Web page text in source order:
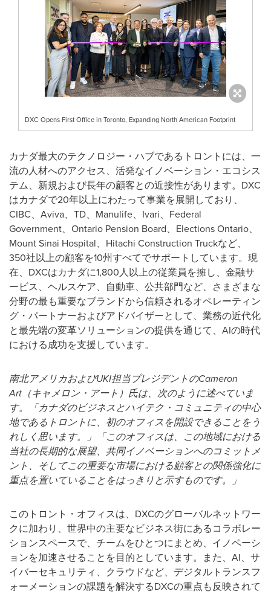
DXC Opens First Office in Toronto, Expanding North American Footprint
カナダ最大のテクノロジー・ハブであるトロントには、一
流の人材へのアクセス、活発なイノベーション・エコシス
テム、新規および長年の顧客との近接性があります。DXC
はカナダで20年以上にわたって事業を展開しており、
CIBC、Aviva、TD、Manulife、Ivari、Federal
Government、Ontario Pension Board、Elections Ontario、
Mount Sinai Hospital、Hitachi Construction Truckなど、
350社以上の顧客を10州すべてでサポートしています。現
在、DXCはカナダに1,800人以上の従業員を擁し、金融サ
ービス、ヘルスケア、自動車、公共部門など、さまざまな
分野の最も重要なブランドから信頼されるオペレーティン
グ・パートナーおよびアドバイザーとして、業務の近代化
と最先端の変革ソリューションの提供を通じて、AIの時代
における成功を支援しています。
南北アメリカおよびUKI担当プレジデントのCameron
Art （キャメロン・アート）氏は、次のように述べていま
す。「カナダのビジネスとハイテク・コミュニティの中心
地であるトロントに、初のオフィスを開設できることをう
れしく思います。」「このオフィスは、この地域における
当社の長期的な展望、共同イノベーションへのコミットメ
ント、そしてこの重要な市場における顧客との関係強化に
重点を置いていることをはっきりと示すものです。」
このトロント・オフィスは、DXCのグローバルネットワー
クに加わり、世界中の主要なビジネス街にあるコラボレー
ションスペースで、チームをひとつにまとめ、イノベーシ
ョンを加速させることを目的としています。また、AI、サ
イバーセキュリティ、クラウドなど、デジタルトランスフ
ォーメーションの課題を解決するDXCの重点も反映されて